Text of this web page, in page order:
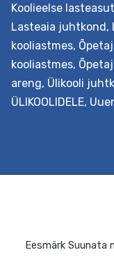
saab teada oma
kavandada
protsessi.
reading
Koolieelse
Lasteaia juhtkond,
kooliastmes,
kooliastmes,
areng, Ülikooli
ÜLIKOOLIDELE,